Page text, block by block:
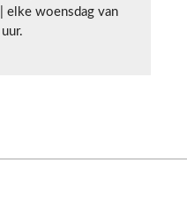
elke woensdag van